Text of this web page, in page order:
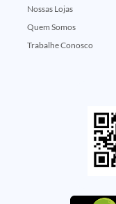
Nossas Lojas
Quem Somos
Trabalhe Conosco